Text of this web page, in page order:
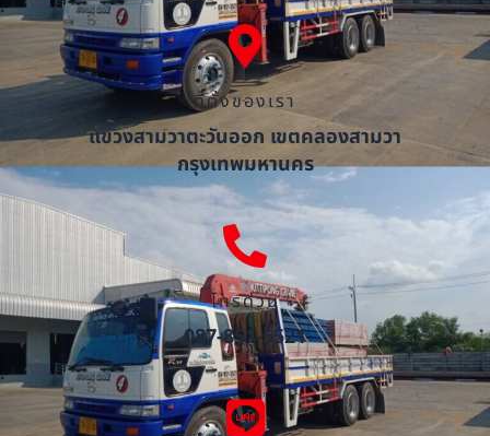
ที่ตั้งของเรา
แขวงสามวาตะวันออก เขตคลองสามวา
กรุงเทพมหานคร
โทรด่วน
087-851-5521